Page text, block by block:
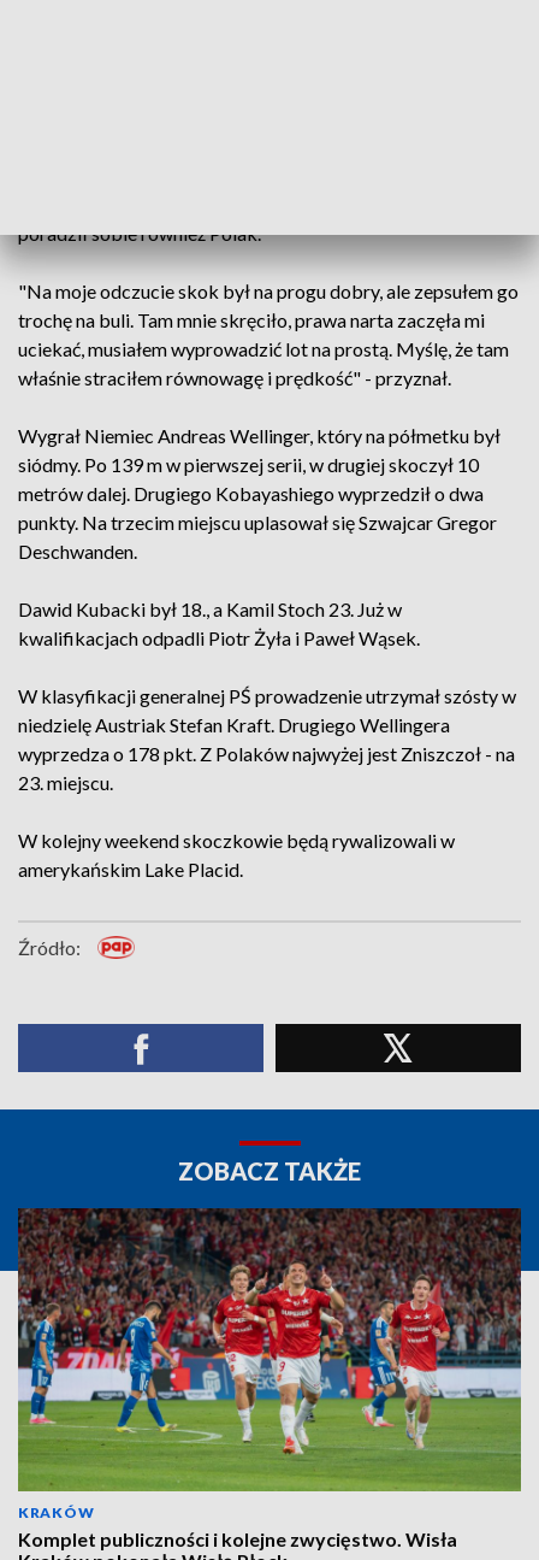
poradził sobie również Polak.
"Na moje odczucie skok był na progu dobry, ale zepsułem go
trochę na buli. Tam mnie skręciło, prawa narta zaczęła mi
uciekać, musiałem wyprowadzić lot na prostą. Myślę, że tam
właśnie straciłem równowagę i prędkość" - przyznał.
Wygrał Niemiec Andreas Wellinger, który na półmetku był
siódmy. Po 139 m w pierwszej serii, w drugiej skoczył 10
metrów dalej. Drugiego Kobayashiego wyprzedził o dwa
punkty. Na trzecim miejscu uplasował się Szwajcar Gregor
Deschwanden.
Dawid Kubacki był 18., a Kamil Stoch 23. Już w
kwalifikacjach odpadli Piotr Żyła i Paweł Wąsek.
W klasyfikacji generalnej PŚ prowadzenie utrzymał szósty w
niedzielę Austriak Stefan Kraft. Drugiego Wellingera
wyprzedza o 178 pkt. Z Polaków najwyżej jest Zniszczoł - na
23. miejscu.
W kolejny weekend skoczkowie będą rywalizowali w
amerykańskim Lake Placid.
Źródło:
ZOBACZ TAKŻE
KRAKÓW
Komplet publiczności i kolejne zwycięstwo. Wisła